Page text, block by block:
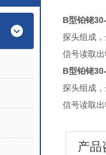
B型铂铑
探头组成
信号读取
B型铂铑
探头组成
信号读取
产品